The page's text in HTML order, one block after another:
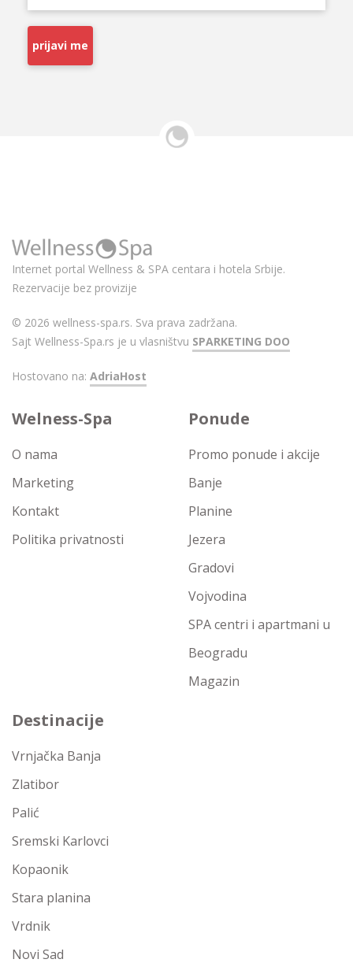
prijavi me
Internet portal Wellness & SPA centara i hotela Srbije.
Rezervacije bez provizije
© 2026 wellness-spa.rs. Sva prava zadržana.
Sajt Wellness-Spa.rs je u vlasništvu SPARKETING DOO
Hostovano na: AdriaHost
Welness-Spa
O nama
Marketing
Kontakt
Politika privatnosti
Ponude
Promo ponude i akcije
Banje
Planine
Jezera
Gradovi
Vojvodina
SPA centri i apartmani u
Beogradu
Magazin
Destinacije
Vrnjačka Banja
Zlatibor
Palić
Sremski Karlovci
Kopaonik
Stara planina
Vrdnik
Novi Sad